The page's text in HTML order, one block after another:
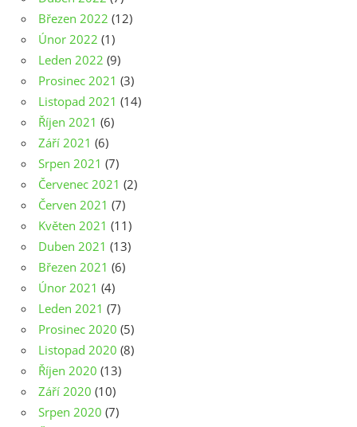
Březen 2022 (12)
Únor 2022 (1)
Leden 2022 (9)
Prosinec 2021 (3)
Listopad 2021 (14)
Říjen 2021 (6)
Září 2021 (6)
Srpen 2021 (7)
Červenec 2021 (2)
Červen 2021 (7)
Květen 2021 (11)
Duben 2021 (13)
Březen 2021 (6)
Únor 2021 (4)
Leden 2021 (7)
Prosinec 2020 (5)
Listopad 2020 (8)
Říjen 2020 (13)
Září 2020 (10)
Srpen 2020 (7)